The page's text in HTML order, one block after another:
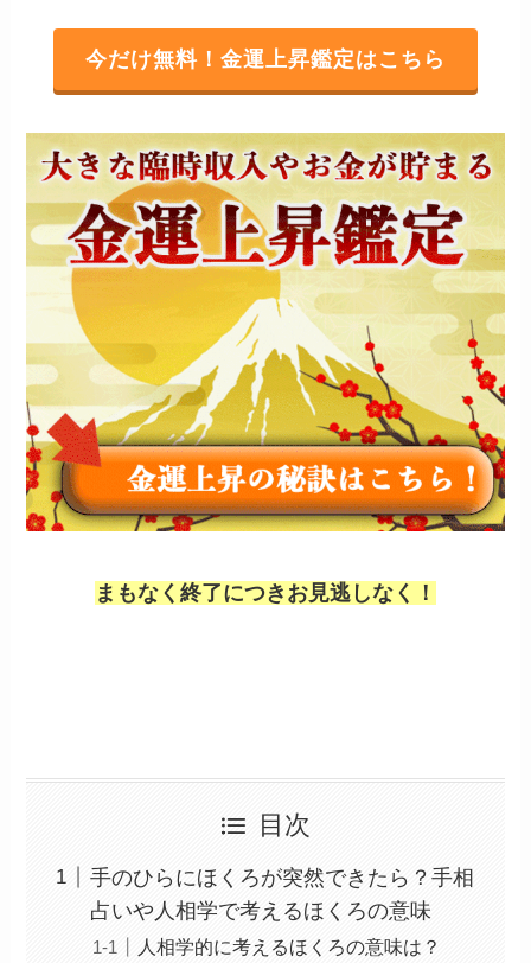
今だけ無料！金運上昇鑑定はこちら
まもなく終了につきお見逃しなく！
目次
手のひらにほくろが突然できたら？手相
占いや人相学で考えるほくろの意味
人相学的に考えるほくろの意味は？